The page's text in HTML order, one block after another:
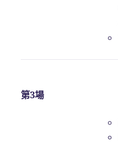
第3場